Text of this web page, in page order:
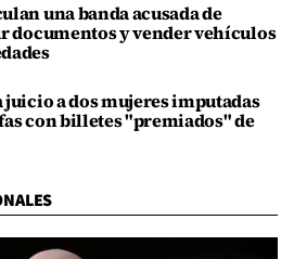
una banda acusada de
documentos y vender vehículos
juicio a dos mujeres imputadas
con billetes "premiados" de